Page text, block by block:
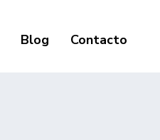
Blog Contacto